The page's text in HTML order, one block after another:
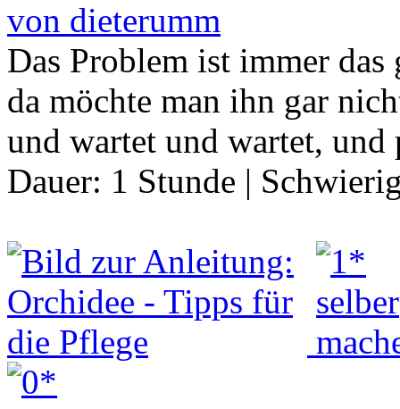
von dieterumm
Das Problem ist immer
da möchte man ihn gar
und wartet und wartet,
Dauer: 1 Stunde |